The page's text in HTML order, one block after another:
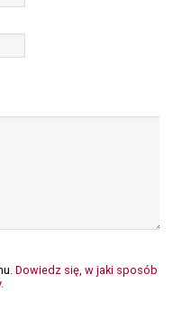
Dowiedz się, w jaki sposób